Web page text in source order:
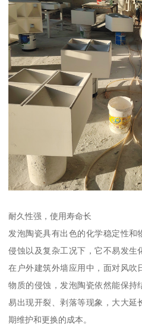
耐久性强，使用寿命长
发泡陶瓷具有出色的化学稳定性和
侵蚀以及复杂工况下，它不易发生
在户外建筑外墙应用中，面对风吹
物质的侵蚀，发泡陶瓷依然能保持
易出现开裂、剥落等现象，大大延
期维护和更换的成本。